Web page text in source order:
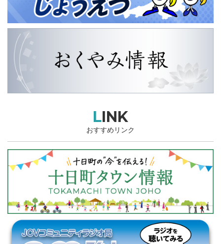
LINK
おすすめリンク